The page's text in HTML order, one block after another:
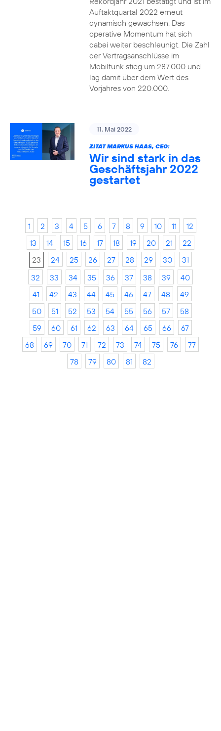
Auftaktquartal 2022 erneut
dynamisch gewachsen. Das
operative Momentum hat sich
dabei weiter beschleunigt. Die Zahl
der Vertragsanschlüsse im
Mobilfunk stieg um 287.000 und
lag damit über dem Wert des
Vorjahres von 220.000.
11. Mai 2022
ZITAT MARKUS HAAS, CEO:
Wir sind stark in das
Geschäftsjahr 2022
gestartet
1 2 3 4 5 6 7 8 9 10 11
12
13
14 15 16 17 18 19 20 21
22
23
24 25 26 27 28 29 30
31
32
33 34 35 36 37 38 39
40
41
42 43 44 45 46 47 48
49
50
51 52 53 54 55 56 57
58
59
60 61 62 63 64 65 66
67
68
69 70 71 72 73 74 75 76
77
78
79 80 81 82